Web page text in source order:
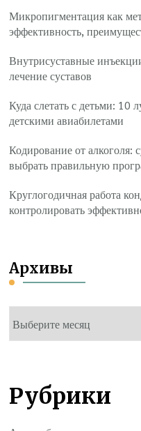
Микропигментация как
эффективность,
Внутрисуставные
лечение суставов
Куда слетать с детьми:
детскими авиабилетами
Кодирование от алкоголя:
выбрать правильную
Круглогодичная работа
контролировать
Архивы
Рубрики